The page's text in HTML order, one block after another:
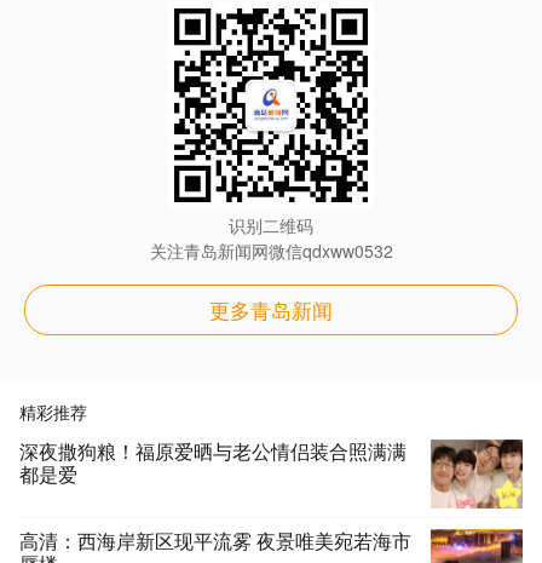
识别二维码
关注青岛新闻网微信qdxww0532
更多青岛新闻
精彩推荐
深夜撒狗粮！福原爱晒与老公情侣装合照满满
都是爱
高清：西海岸新区现平流雾 夜景唯美宛若海市